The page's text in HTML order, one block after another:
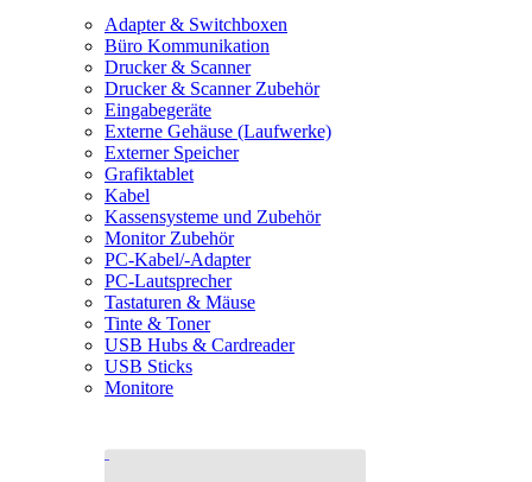
Adapter & Switchboxen
Büro Kommunikation
Drucker & Scanner
Drucker & Scanner Zubehör
Eingabegeräte
Externe Gehäuse (Laufwerke)
Externer Speicher
Grafiktablet
Kabel
Kassensysteme und Zubehör
Monitor Zubehör
PC-Kabel/-Adapter
PC-Lautsprecher
Tastaturen & Mäuse
Tinte & Toner
USB Hubs & Cardreader
USB Sticks
Monitore